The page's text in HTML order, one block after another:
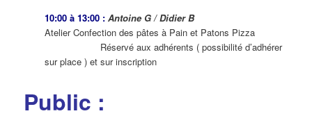
10:00 à 13:00 : Antoine G / Didier B
Atelier Confection des pâtes à Pain et Patons Pizza
Réservé aux adhérents ( possibilité d’adhérer
sur place ) et sur inscription
Public :